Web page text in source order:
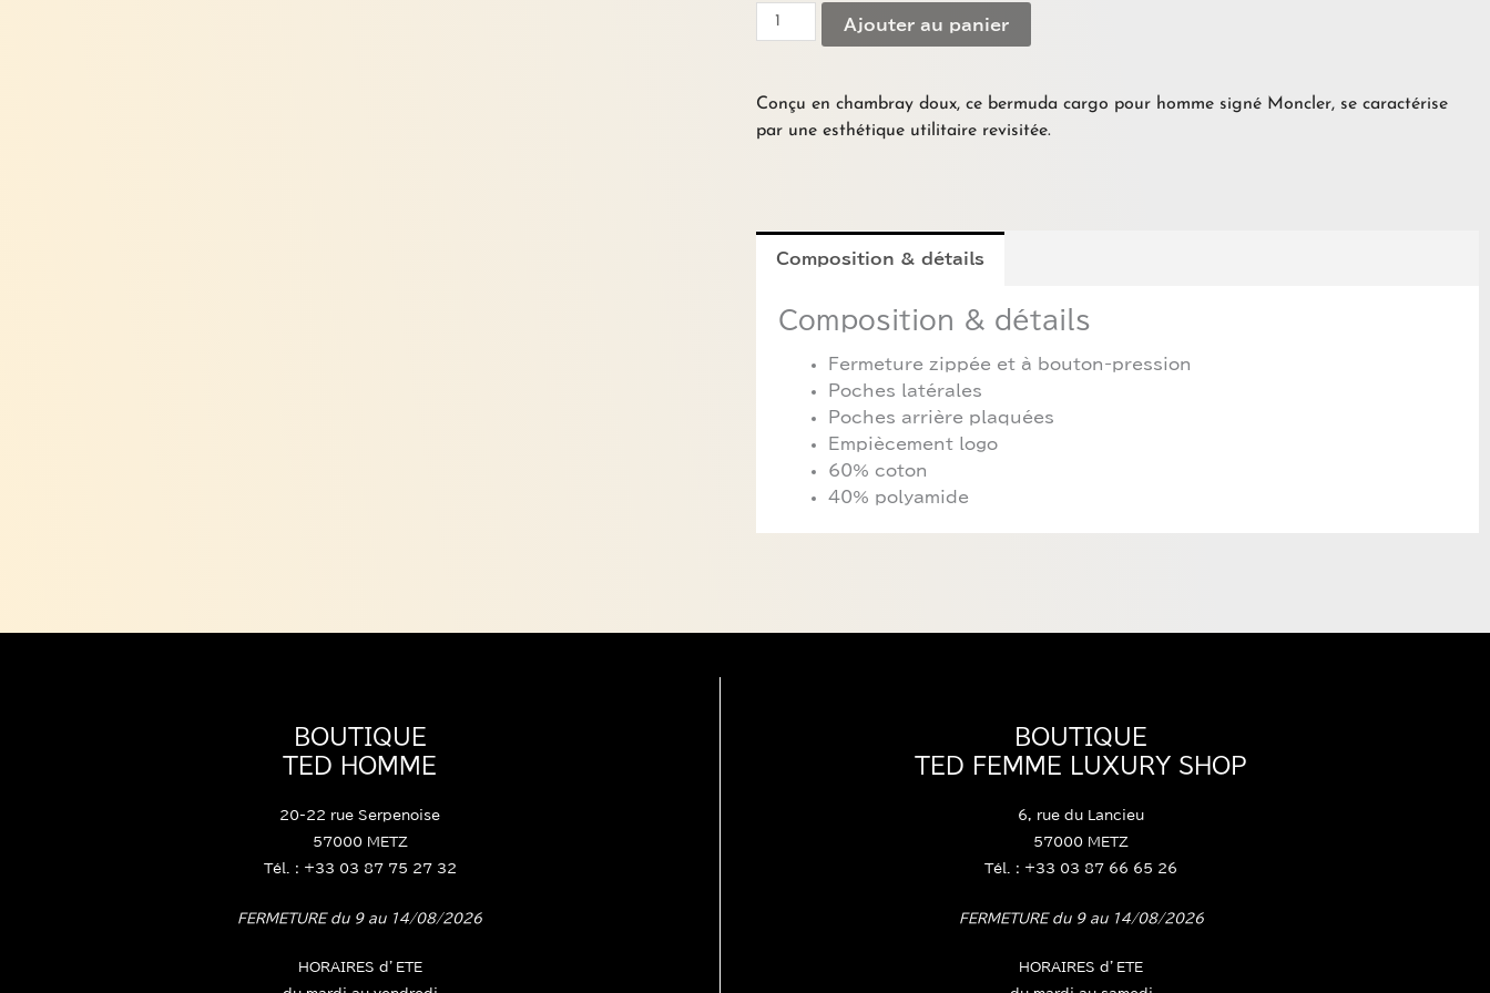
cargo
Ajouter au panier
Conçu en chambray doux, ce bermuda cargo pour homme signé Moncler, se caractérise
par une esthétique utilitaire revisitée.
Composition & détails
Composition & détails
Fermeture zippée et à bouton-pression
Poches latérales
Poches arrière plaquées
Empiècement logo
60% coton
40% polyamide
BOUTIQUE
TED HOMME
20-22 rue Serpenoise
57000 METZ
Tél. : +33 03 87 75 27 32
FERMETURE du 9 au 14/08/2026
HORAIRES d’ETE
BOUTIQUE
TED FEMME LUXURY SHOP
6, rue du Lancieu
57000 METZ
Tél. : +33 03 87 66 65 26
FERMETURE du 9 au 14/08/2026
HORAIRES d’ETE